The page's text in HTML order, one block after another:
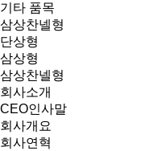
기타 품목
삼상찬넬형
단상형
삼상형
삼상찬넬형
회사소개
CEO인사말
회사개요
회사연혁